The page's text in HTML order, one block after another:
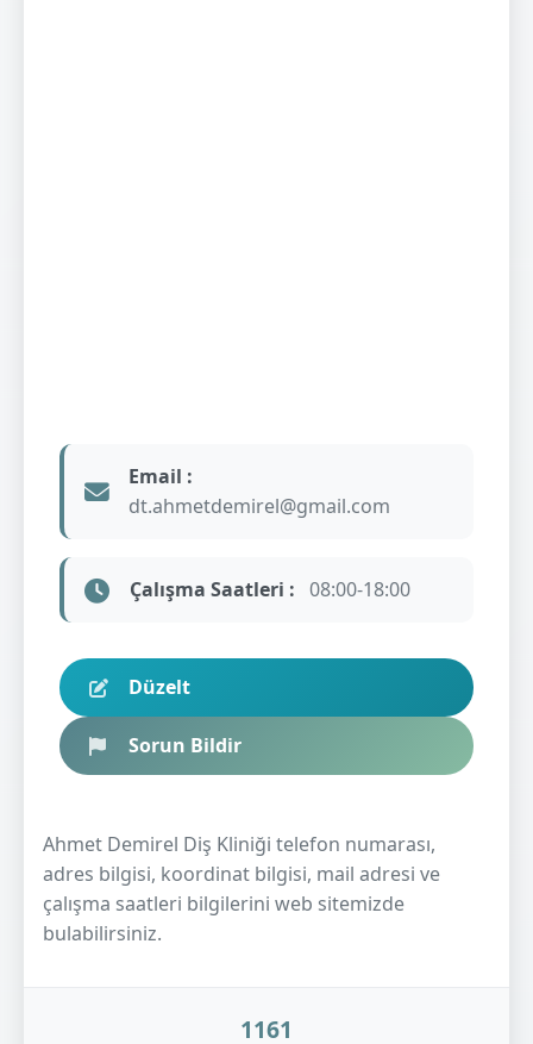
Email :
dt.ahmetdemirel@gmail.com
Çalışma Saatleri : 08:00-18:00
Düzelt
Sorun Bildir
Ahmet Demirel Diş Kliniği telefon numarası,
adres bilgisi, koordinat bilgisi, mail adresi ve
çalışma saatleri bilgilerini web sitemizde
bulabilirsiniz.
1161